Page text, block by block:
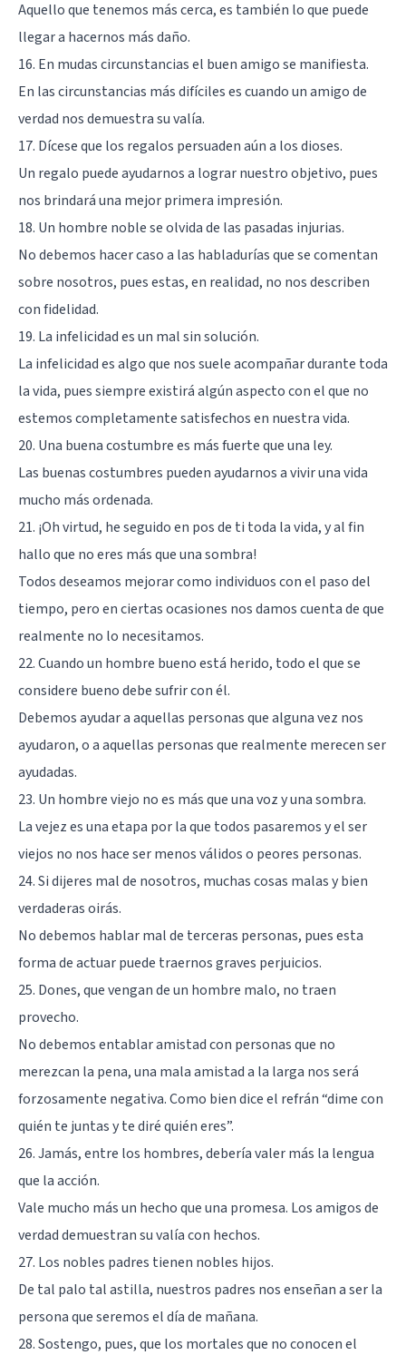
Aquello que tenemos más cerca, es también lo que puede
llegar a hacernos más daño.
16. En mudas circunstancias el buen amigo se manifiesta.
En las circunstancias más difíciles es cuando un amigo de
verdad nos demuestra su valía.
17. Dícese que los regalos persuaden aún a los dioses.
Un regalo puede ayudarnos a lograr nuestro objetivo, pues
nos brindará una mejor primera impresión.
18. Un hombre noble se olvida de las pasadas injurias.
No debemos hacer caso a las habladurías que se comentan
sobre nosotros, pues estas, en realidad, no nos describen
con fidelidad.
19. La infelicidad es un mal sin solución.
La infelicidad es algo que nos suele acompañar durante toda
la vida, pues siempre existirá algún aspecto con el que no
estemos completamente satisfechos en nuestra vida.
20. Una buena costumbre es más fuerte que una ley.
Las buenas costumbres pueden ayudarnos a vivir una vida
mucho más ordenada.
21. ¡Oh virtud, he seguido en pos de ti toda la vida, y al fin
hallo que no eres más que una sombra!
Todos deseamos mejorar como individuos con el paso del
tiempo, pero en ciertas ocasiones nos damos cuenta de que
realmente no lo necesitamos.
22. Cuando un hombre bueno está herido, todo el que se
considere bueno debe sufrir con él.
Debemos ayudar a aquellas personas que alguna vez nos
ayudaron, o a aquellas personas que realmente merecen ser
ayudadas.
23. Un hombre viejo no es más que una voz y una sombra.
La vejez es una etapa por la que todos pasaremos y el ser
viejos no nos hace ser menos válidos o peores personas.
24. Si dijeres mal de nosotros, muchas cosas malas y bien
verdaderas oirás.
No debemos hablar mal de terceras personas, pues esta
forma de actuar puede traernos graves perjuicios.
25. Dones, que vengan de un hombre malo, no traen
provecho.
No debemos entablar amistad con personas que no
merezcan la pena, una mala amistad a la larga nos será
forzosamente negativa. Como bien dice el refrán “dime con
quién te juntas y te diré quién eres”.
26. Jamás, entre los hombres, debería valer más la lengua
que la acción.
Vale mucho más un hecho que una promesa. Los amigos de
verdad demuestran su valía con hechos.
27. Los nobles padres tienen nobles hijos.
De tal palo tal astilla, nuestros padres nos enseñan a ser la
persona que seremos el día de mañana.
28. Sostengo, pues, que los mortales que no conocen el